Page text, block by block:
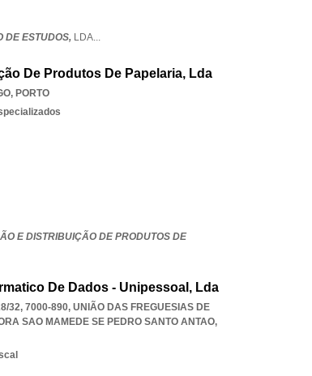
DE ESTUDOS, LDA...
De Produtos De Papelaria, Lda
, PORTO
E DISTRIBUIÇÃO DE PRODUTOS DE
De Dados - Unipessoal, Lda
32, 7000-890, UNIÃO DAS FREGUESIAS DE
SAO MAMEDE SE PEDRO SANTO ANTAO,